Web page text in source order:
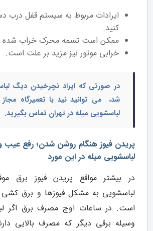
ایرادات مربوط به سیستم قفل درب
کنید.
ممکن است تسمه محرک خراب شده
خرابی موتور نیز مزید بر علت است.
در صورتی که ایراد نچرخیدن دیگ
شد، می توانید نید با تعمیرگاه
لباسشویی میله در تهران تماس بگیرید.
پریدن فیوز هنگام روشن شدن؛ رفع عیب
لباسشویی میله در این مورد
در بیشتر مواقع پریدن فیوز برق
لباسشویی به مشکل فیوزها و برق کشی
است. در ساعات اوج مصرف برق اگر
وسیله برقی دیگر که مصرف بالایی